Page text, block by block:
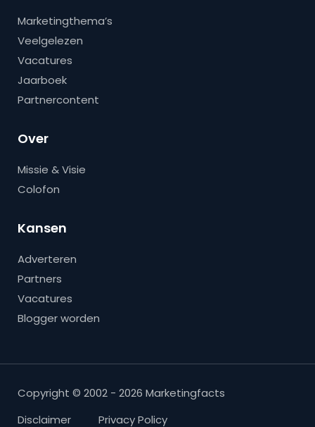
Marketingthema’s
Veelgelezen
Vacatures
Jaarboek
Partnercontent
Over
Missie & Visie
Colofon
Kansen
Adverteren
Partners
Vacatures
Blogger worden
Copyright © 2002 - 2026 Marketingfacts
Disclaimer
Privacy Policy